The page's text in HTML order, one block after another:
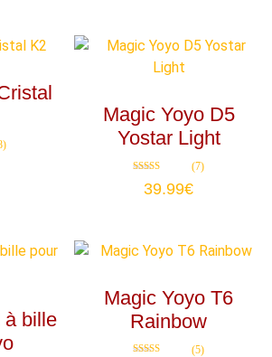
Magic Yoyo D5
Yostar Light
4.71
(7)
39.99€
à bille
Magic Yoyo T6
Rainbow
(5)